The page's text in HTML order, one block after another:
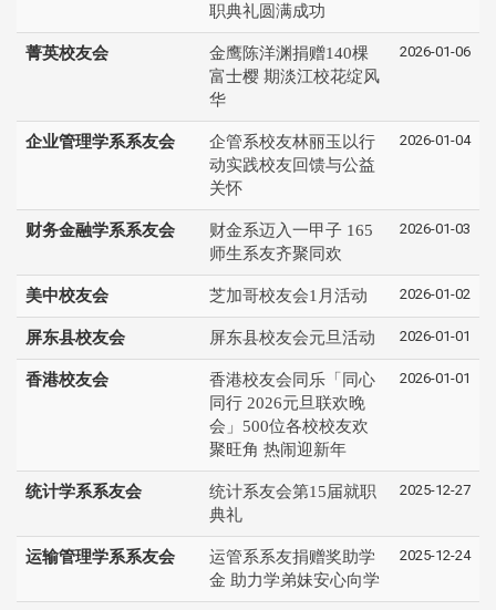
职典礼圆满成功
菁英校友会
金鹰陈洋渊捐赠140棵
富士樱 期淡江校花绽风
华
2026-01-06
企业管理学系系友会
企管系校友林丽玉以行
动实践校友回馈与公益
关怀
2026-01-04
财务金融学系系友会
财金系迈入一甲子 165
师生系友齐聚同欢
2026-01-03
美中校友会 芝加哥校友会1月活动 2026-01-02
屏东县校友会 屏东县校友会元旦活动 2026-01-01
香港校友会
香港校友会同乐「同心
同行 2026元旦联欢晚
会」500位各校校友欢
聚旺角 热闹迎新年
2026-01-01
统计学系系友会
统计系友会第15届就职
典礼
2025-12-27
运输管理学系系友会
运管系系友捐赠奖助学
金 助力学弟妹安心向学
2025-12-24